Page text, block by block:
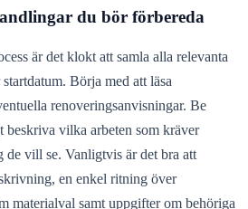
du bör förbereda
är det klokt att samla alla relevanta
Börja med att läsa
renoveringsanvisningar. Be
beskriva vilka arbeten som kräver
vill se. Vanligtvis är det bra att
en enkel ritning över
materialval samt uppgifter om behöriga